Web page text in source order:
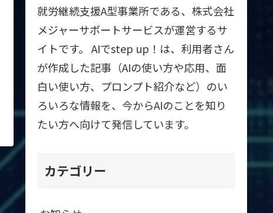
就労継続支援A型事業所である、株式会社
メジャーサポートサービスが運営するサ
イトです。 AIでstep up！は、利用者さん
が作成した記事（AIの使い方や応用、面
白い使い方、プロンプト紹介など）のい
ろいろな情報を、今からAIのことを知り
たい方へ向けて発信しています。
カテゴリー